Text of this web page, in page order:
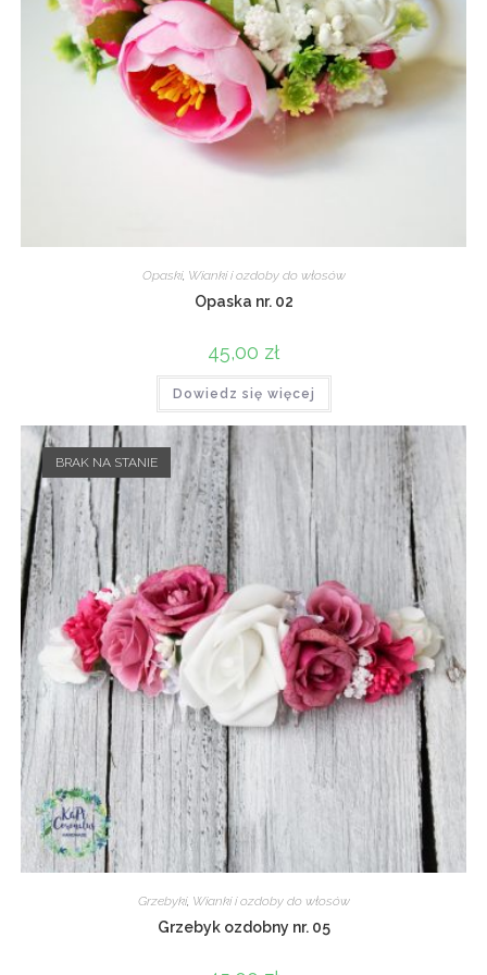
Opaski, Wianki i ozdoby do włosów
Opaska nr. 02
45,00 zł
Dowiedz się więcej
BRAK NA STANIE
Grzebyki, Wianki i ozdoby do włosów
Grzebyk ozdobny nr. 05